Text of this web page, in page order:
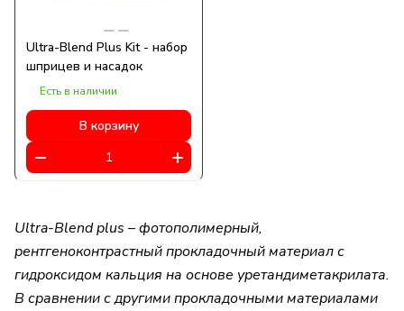
Ultra-Blend Plus Kit - набор
шприцев и насадок
Есть в наличии
В корзину
Ultra-Blend plus – фотополимерный,
рентгеноконтрастный прокладочный материал с
гидроксидом кальция на основе уретандиметакрилата.
В сравнении с другими прокладочными материалами